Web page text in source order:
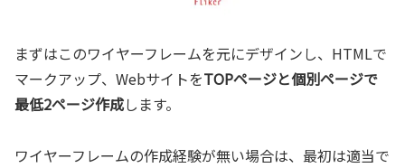
まずはこのワイヤーフレームを元にデザインし、HTMLで
マークアップ、WebサイトをTOPページと個別ページで
最低2ページ作成します。
ワイヤーフレームの作成経験が無い場合は、最初は適当で